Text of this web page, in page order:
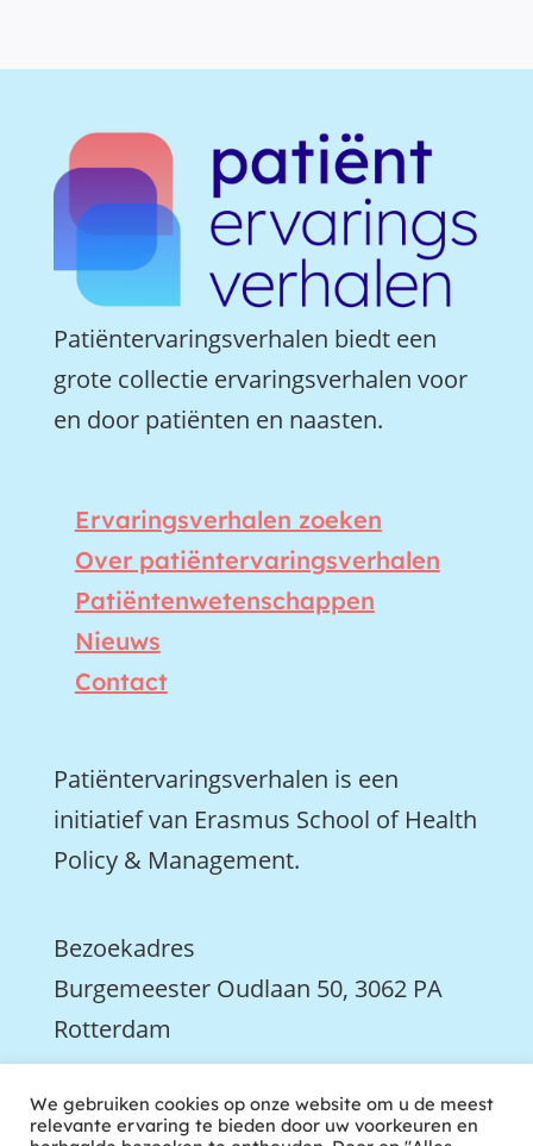
Patiëntervaringsverhalen biedt een
grote collectie ervaringsverhalen voor
en door patiënten en naasten.
Ervaringsverhalen zoeken
Over patiëntervaringsverhalen
Patiëntenwetenschappen
Nieuws
Contact
Patiëntervaringsverhalen is een
initiatief van Erasmus School of Health
Policy & Management.
Bezoekadres
Burgemeester Oudlaan 50, 3062 PA
Rotterdam
 We zijn ook actief op LinkedIn
We gebruiken cookies op onze website om u de meest
relevante ervaring te bieden door uw voorkeuren en